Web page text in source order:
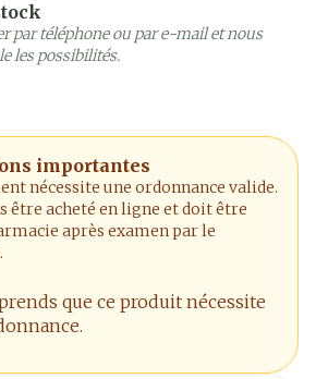
importantes
nécessite une ordonnance valide.
être acheté en ligne et doit être
après examen par le
que ce produit nécessite
par téléphone ou par e-mail et nous
les possibilités.